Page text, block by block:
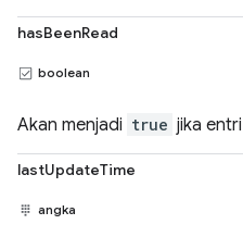
hasBeenRead
boolean
Akan menjadi true jika
lastUpdateTime
angka